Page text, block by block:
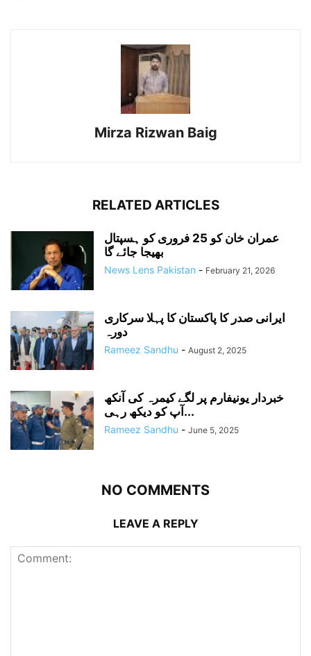
Mirza Rizwan Baig
RELATED ARTICLES
عمران خان کو 25 فروری کو ہسپتال
بھیجا جائے گا
News Lens Pakistan - February 21, 2026
ایرانی صدر کا پاکستان کا پہلا سرکاری
دورہ
Rameez Sandhu - August 2, 2025
خبردار یونیفارم پر لگے کیمرہ کی آنکھ
آپ کو دیکھ رہی...
Rameez Sandhu - June 5, 2025
NO COMMENTS
LEAVE A REPLY